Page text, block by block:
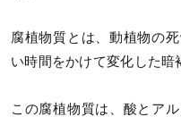
腐植物質とは、動植物の
い時間をかけて変化した暗
この腐植物質は、酸とア